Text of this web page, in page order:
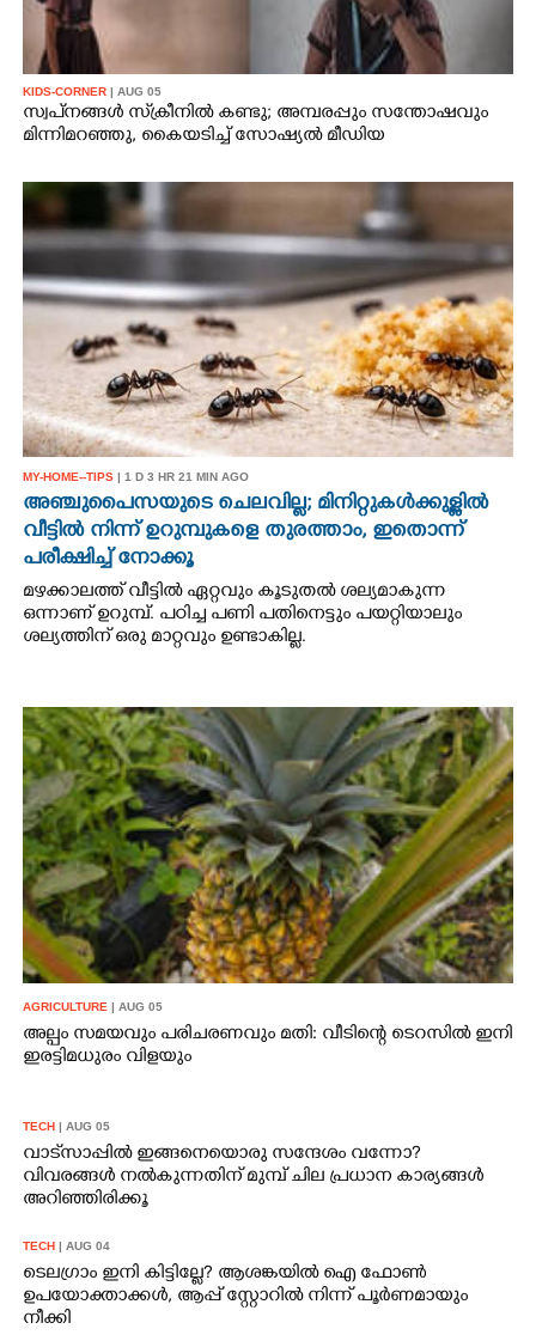
KIDS-CORNER | AUG 05
സ്വപ്‌നങ്ങൾ സ്‌ക്രീനിൽ കണ്ടു; അമ്പരപ്പും സന്തോഷവും
മിന്നിമറഞ്ഞു, കൈയടിച്ച് സോഷ്യൽ മീഡിയ
MY-HOME--TIPS | 1 D 3 HR 21 MIN AGO
അഞ്ചുപൈസയുടെ ചെലവില്ല; മിനിറ്റുകൾക്കുള്ളിൽ
വീട്ടിൽ നിന്ന് ഉറുമ്പുകളെ തുരത്താം, ഇതൊന്ന്
പരീക്ഷിച്ച് നോക്കൂ
മഴക്കാലത്ത് വീട്ടിൽ ഏറ്റവും കൂടുതൽ ശല്യമാകുന്ന
ഒന്നാണ് ഉറുമ്പ്. പഠിച്ച പണി പതിനെട്ടും പയറ്റിയാലും
ശല്യത്തിന് ഒരു മാറ്റവും ഉണ്ടാകില്ല.
AGRICULTURE | AUG 05
അല്പം സമയവും പരിചരണവും മതി: വീടിന്റെ ടെറസിൽ ഇനി
ഇരട്ടിമധുരം വിളയും
TECH | AUG 05
വാട്‌സാപ്പിൽ ഇങ്ങനെയൊരു സന്ദേശം വന്നോ?
വിവരങ്ങൾ നൽകുന്നതിന് മുമ്പ് ചില പ്രധാന കാര്യങ്ങൾ
അറിഞ്ഞിരിക്കൂ
TECH | AUG 04
ടെലഗ്രാം ഇനി കിട്ടില്ലേ? ആശങ്കയിൽ ഐ ഫോൺ
ഉപയോക്താക്കൾ, ആപ്പ് സ്റ്റോറിൽ നിന്ന് പൂർണമായും
നീക്കി